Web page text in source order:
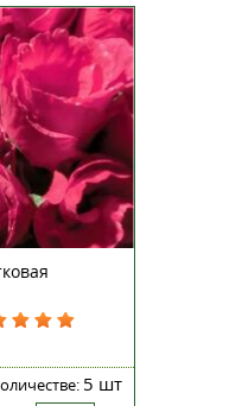
розовая —
серия с
по форме
13-15
ра...
5 шт